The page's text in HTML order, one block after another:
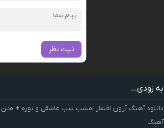
ثبت نظر
به زودی...
دانلود آهنگ آرون افشار امشب شب عاشقی و نوره + متن
آهنگ